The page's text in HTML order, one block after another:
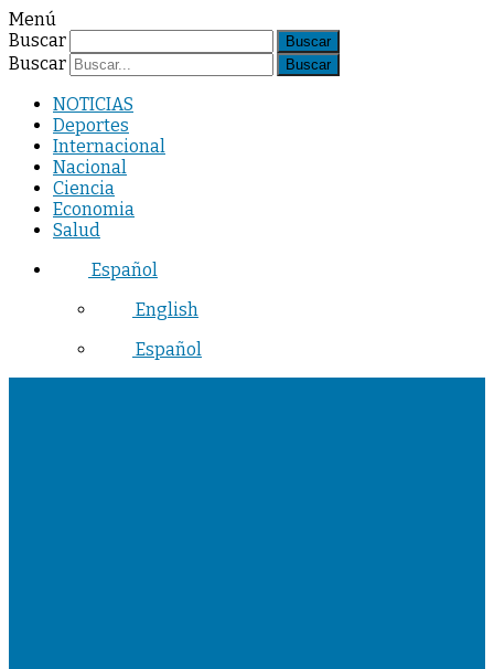
Menú
Buscar
Buscar
NOTICIAS
Deportes
Internacional
Nacional
Ciencia
Economia
Salud
Español
English
Español